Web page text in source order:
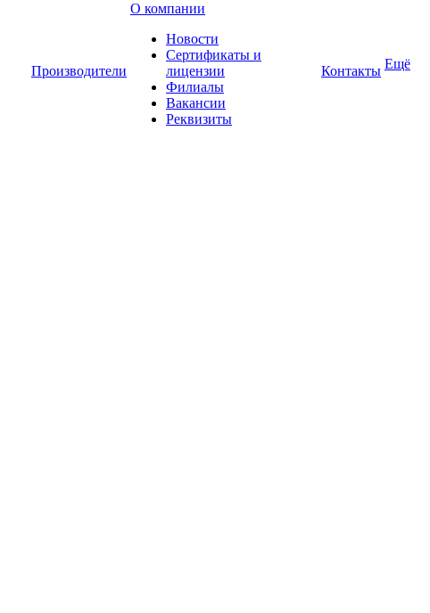
Производители
О компании
Новости
Сертификаты и
лицензии
Филиалы
Вакансии
Реквизиты
Контакты Ещё